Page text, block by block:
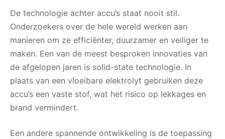
De technologie achter accu’s staat nooit stil.
Onderzoekers over de hele wereld werken aan
manieren om ze efficiënter, duurzamer en veiliger te
maken. Een van de meest besproken innovaties van
de afgelopen jaren is solid-state technologie. In
plaats van een vloeibare elektrolyt gebruiken deze
accu’s een vaste stof, wat het risico op lekkages en
brand vermindert.
Een andere spannende ontwikkeling is de toepassing